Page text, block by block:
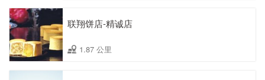
联翔饼店-精诚店
1.87 公里